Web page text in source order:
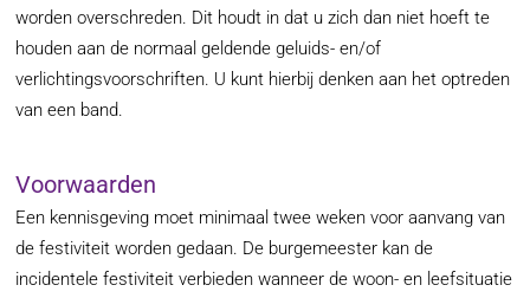
worden overschreden. Dit houdt in dat u zich dan niet hoeft te
houden aan de normaal geldende geluids- en/of
verlichtingsvoorschriften. U kunt hierbij denken aan het optreden
van een band.
Voorwaarden
Een kennisgeving moet minimaal twee weken voor aanvang van
de festiviteit worden gedaan. De burgemeester kan de
incidentele festiviteit verbieden wanneer de woon- en leefsituatie